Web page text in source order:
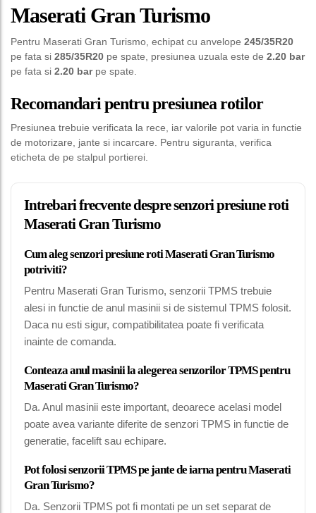
Maserati Gran Turismo
Pentru Maserati Gran Turismo, echipat cu anvelope 245/35R20
pe fata si 285/35R20 pe spate, presiunea uzuala este de 2.20 bar
pe fata si 2.20 barpe spate.
Recomandari pentru presiunea rotilor
Presiunea trebuie verificata la rece, iar valorile pot varia in functie
de motorizare, jante si incarcare. Pentru siguranta, verifica
eticheta de pe stalpul portierei.
Intrebari frecvente despre senzori presiune roti
Maserati Gran Turismo
Cum aleg senzori presiune roti Maserati Gran Turismo
potriviti?
Pentru Maserati Gran Turismo, senzorii TPMS trebuie
alesi in functie de anul masinii si de sistemul TPMS folosit.
Daca nu esti sigur, compatibilitatea poate fi verificata
inainte de comanda.
Conteaza anul masinii la alegerea senzorilor TPMS pentru
Maserati Gran Turismo?
Da. Anul masinii este important, deoarece acelasi model
poate avea variante diferite de senzori TPMS in functie de
generatie, facelift sau echipare.
Pot folosi senzorii TPMS pe jante de iarna pentru Maserati
Gran Turismo?
Da. Senzorii TPMS pot fi montati pe un set separat de